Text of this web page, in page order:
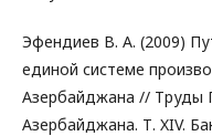
Эфендиев В. А. (2009)
единой системе
Азербайджана // Труды
Азербайджана. Т. XIV.